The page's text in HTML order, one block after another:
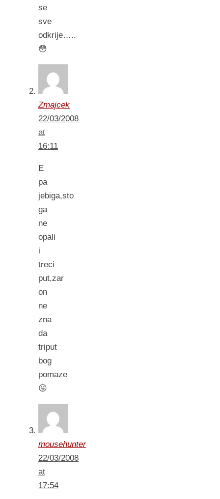
se
sve
odkrije…..
😳
Zmajcek
22/03/2008
at
16:11
E
pa
jebiga,sto
ga
ne
opali
i
treci
put,zar
on
ne
zna
da
triput
bog
pomaze
😛
mousehunter
22/03/2008
at
17:54